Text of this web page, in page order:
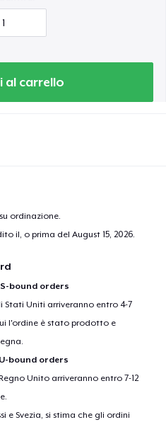
al carrello
ordinazione.
il, o prima delAugust 15, 2026.
bound orders
Stati Uniti arriveranno entro 4-7
l'ordine è stato prodotto e
bound orders
Unito arriveranno entro 7-12
e Svezia, si stima che gli ordini